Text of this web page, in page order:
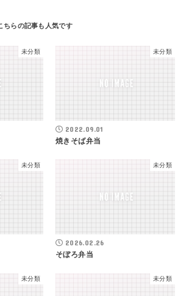
未分類 未分類
2022.09.01
焼きそば弁当
未分類 未分類
2026.02.26
そぼろ弁当
未分類 未分類